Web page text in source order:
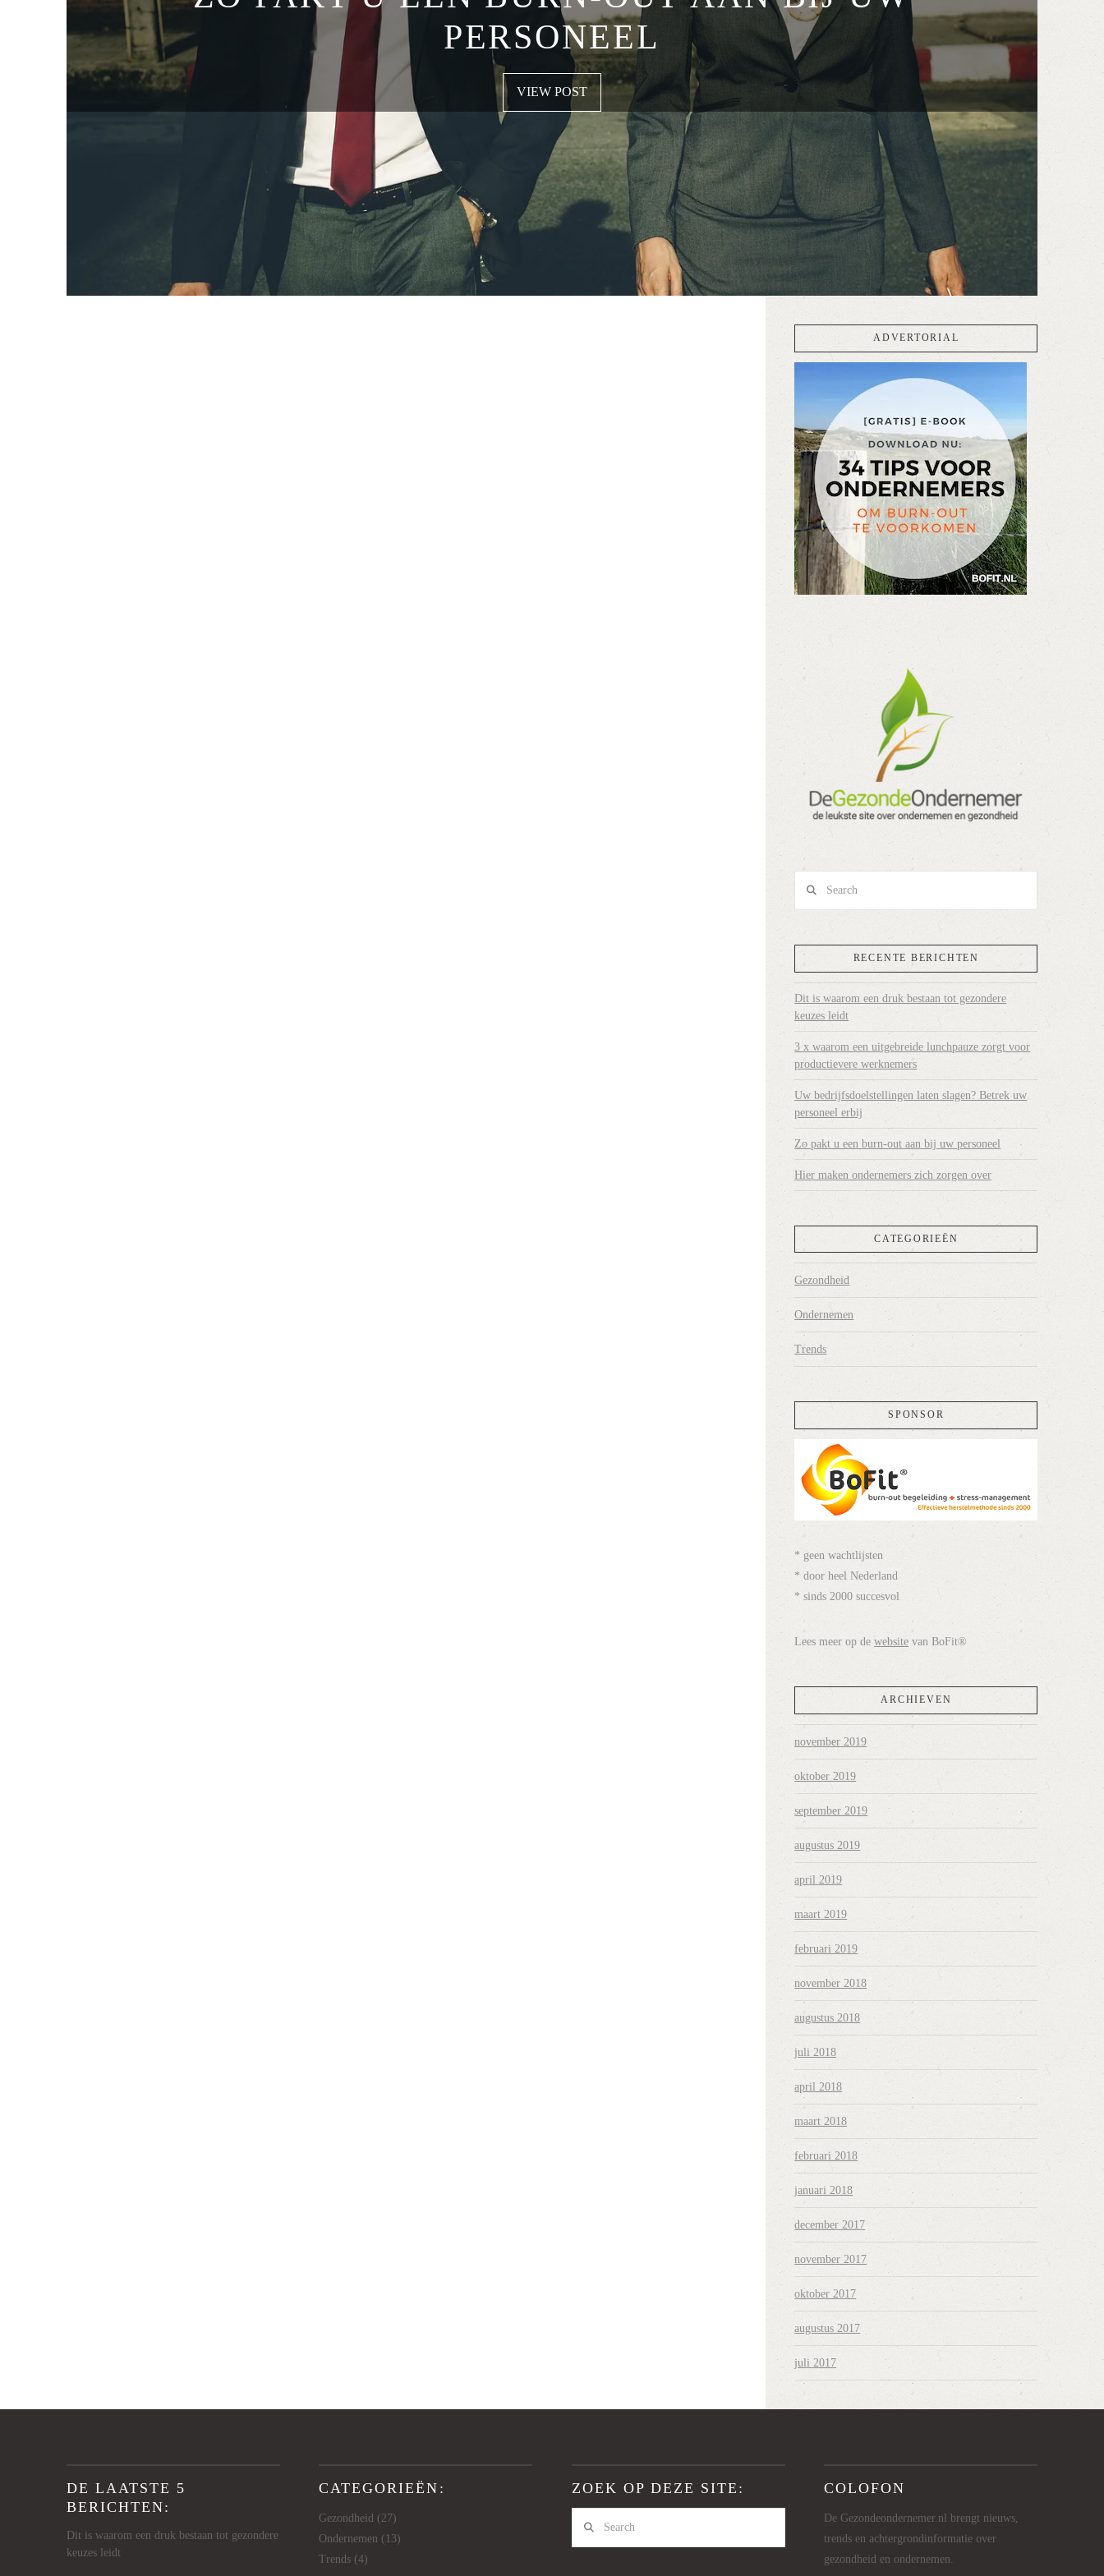
PERSONEEL
VIEW POST
ADVERTORIAL
RECENTE BERICHTEN
Dit is waarom een druk bestaan tot gezondere
keuzes leidt
3 x waarom een uitgebreide lunchpauze zorgt voor
productievere werknemers
Uw bedrijfsdoelstellingen laten slagen? Betrek uw
personeel erbij
Zo pakt u een burn-out aan bij uw personeel
Hier maken ondernemers zich zorgen over
CATEGORIEËN
Gezondheid
Ondernemen
Trends
SPONSOR
* geen wachtlijsten
* door heel Nederland
* sinds 2000 succesvol
Lees meer op dewebsite van BoFit®
ARCHIEVEN
november 2019
oktober 2019
september 2019
augustus 2019
april 2019
maart 2019
februari 2019
november 2018
augustus 2018
juli 2018
april 2018
maart 2018
februari 2018
januari 2018
december 2017
november 2017
oktober 2017
augustus 2017
juli 2017
DE LAATSTE 5
BERICHTEN:
Dit is waarom een druk bestaan tot gezondere
keuzes leidt
CATEGORIEËN:
Gezondheid (27)
Ondernemen (13)
Trends (4)
ZOEK OP DEZE SITE: COLOFON
De Gezondeondernemer.nl brengt nieuws,
trends en achtergrondinformatie over
gezondheid en ondernemen.